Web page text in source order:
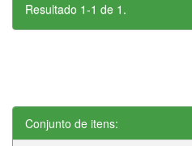
Resultado 1-1 de 1.
Conjunto de itens: